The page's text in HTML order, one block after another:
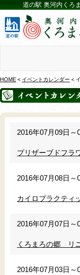
道の駅 奥河内くろ
HOME < イベントカレンダー <
2016年07月09日～
プリザーブドフ
2016年07月08日～
カイロプラクテ
2016年07月07日～
くろまろの郷 リ
2016年07月03日～